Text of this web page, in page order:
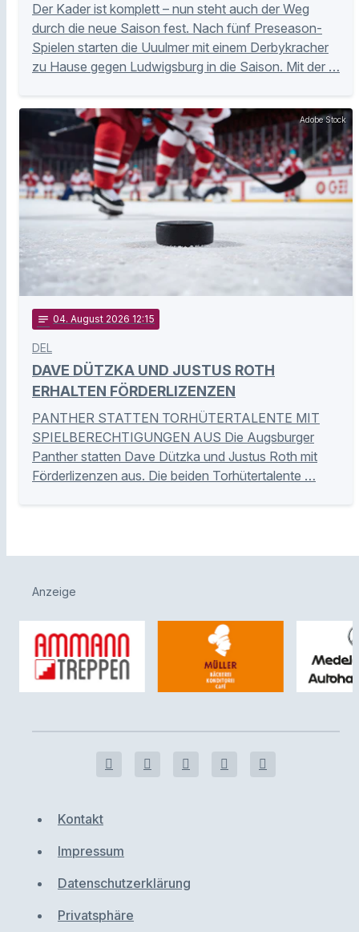
Der Kader ist komplett – nun steht auch der Weg
durch die neue Saison fest. Nach fünf Preseason-
Spielen starten die Uuulmer mit einem Derbykracher
zu Hause gegen Ludwigsburg in die Saison. Mit der …
Adobe Stock
notes 04. August 2026 12:15
DEL
DAVE DÜTZKA UND JUSTUS ROTH
ERHALTEN FÖRDERLIZENZEN
PANTHER STATTEN TORHÜTERTALENTE MIT
SPIELBERECHTIGUNGEN AUS Die Augsburger
Panther statten Dave Dützka und Justus Roth mit
Förderlizenzen aus. Die beiden Torhütertalente …
Anzeige
Kontakt
Impressum
Datenschutzerklärung
Privatsphäre